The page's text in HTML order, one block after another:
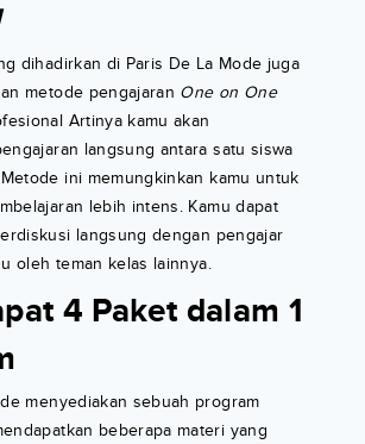
dihadirkan di Paris De La Mode juga
metode pengajaran One on One
Artinya kamu akan
langsung antara satu siswa
ini memungkinkan kamu untuk
lebih intens. Kamu dapat
langsung dengan pengajar
oleh teman kelas lainnya.
4 Paket dalam 1
menyediakan sebuah program
beberapa materi yang